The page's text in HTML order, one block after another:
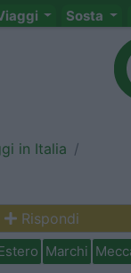
Sosta
in Italia
Rispondi
Marchi